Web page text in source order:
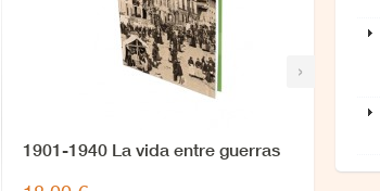
›
1901-1940 La vida entre guerras